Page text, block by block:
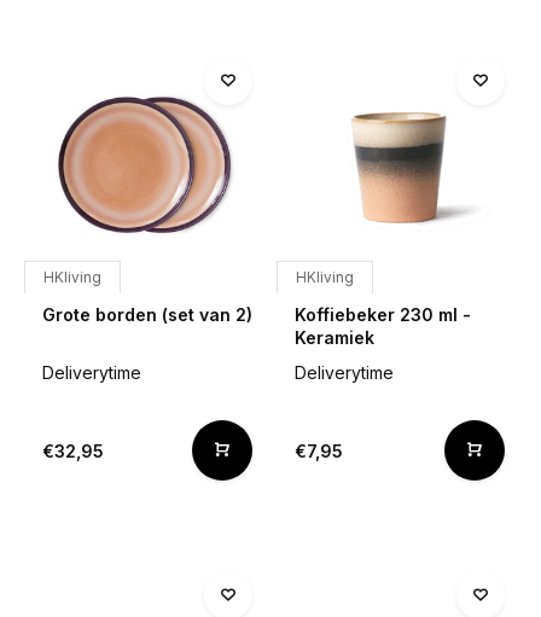
HKliving
Grote borden (set van 2)
Deliverytime
€32,95
HKliving
Koffiebeker 230 ml -
Keramiek
Deliverytime
€7,95